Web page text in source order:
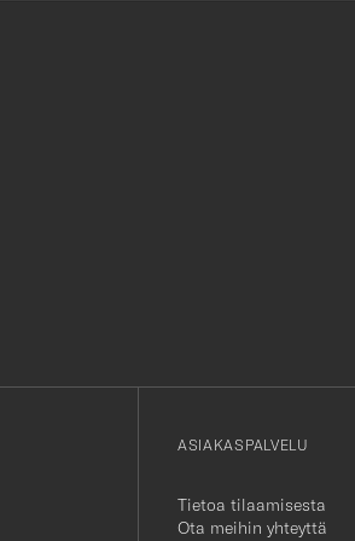
ASIAKASPALVELU
Tietoa tilaamisesta
Ota meihin yhteyttä